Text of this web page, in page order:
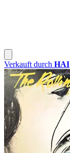
Verkauft durch HAI